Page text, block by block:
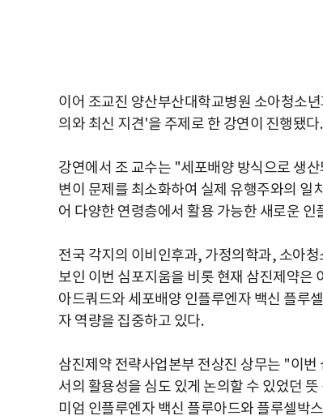
이어 조교진 양산부산대학교병원 소아청소
의와 최신 지견'을 주제로 한 강연이 진행됐다.
강연에서 조 교수는 "세포배양 방식으로 생
변이 문제를 최소화하여 실제 유행주와의 일
어 다양한 연령층에서 활용 가능한 새로운
전국 각지의 이비인후과, 가정의학과, 소아
보인 이번 심포지움을 비롯 현재 삼진제약은
아드쿼드와 세포배양 인플루엔자 백신 플루
자 역량을 집중하고 있다.
삼진제약 전략사업본부 전상진 상무는 "이번
서의 활용성을 심도 있게 논의할 수 있었던
미엄 인플루엔자 백신 플루아드와 플루셀박